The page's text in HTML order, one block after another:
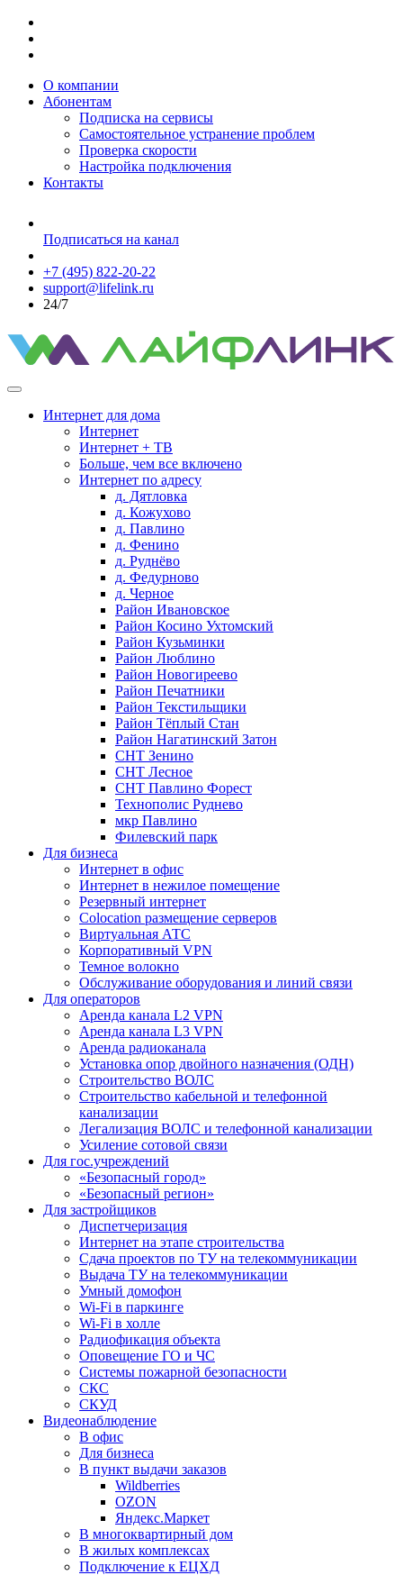
О компании
Абонентам
Подписка на сервисы
Самостоятельное устранение проблем
Проверка скорости
Настройка подключения
Контакты
Подписаться на канал
+7 (495) 822-20-22
support@lifelink.ru
24/7
Интернет для дома
Интернет
Интернет + ТВ
Больше, чем все включено
Интернет по адресу
д. Дятловка
д. Кожухово
д. Павлино
д. Фенино
д. Руднёво
д. Федурново
д. Черное
Район Ивановское
Район Косино Ухтомский
Район Кузьминки
Район Люблино
Район Новогиреево
Район Печатники
Район Текстильщики
Район Тёплый Стан
Район Нагатинский Затон
СНТ Зенино
СНТ Лесное
СНТ Павлино Форест
Технополис Руднево
мкр Павлино
Филевский парк
Для бизнеса
Интернет в офис
Интернет в нежилое помещение
Резервный интернет
Colocation размещение серверов
Виртуальная АТС
Корпоративный VPN
Темное волокно
Обслуживание оборудования и линий связи
Для операторов
Аренда канала L2 VPN
Аренда канала L3 VPN
Аренда радиоканала
Установка опор двойного назначения (ОДН)
Строительство ВОЛС
Строительство кабельной и телефонной
канализации
Легализация ВОЛС и телефонной канализации
Усиление сотовой связи
Для гос.учреждений
«Безопасный город»
«Безопасный регион»
Для застройщиков
Диспетчеризация
Интернет на этапе строительства
Сдача проектов по ТУ на телекоммуникации
Выдача ТУ на телекоммуникации
Умный домофон
Wi-Fi в паркинге
Wi-Fi в холле
Радиофикация объекта
Оповещение ГО и ЧС
Системы пожарной безопасности
СКС
СКУД
Видеонаблюдение
В офис
Для бизнеса
В пункт выдачи заказов
Wildberries
OZON
Яндекс.Маркет
В многоквартирный дом
В жилых комплексах
Подключение к ЕЦХД